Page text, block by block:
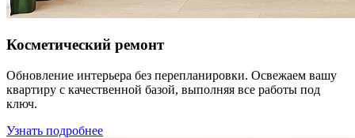
Косметический ремонт
Обновление интерьера без перепланировки. Освежаем вашу
квартиру с качественной базой, выполняя все работы под
ключ.
Узнать подробнее